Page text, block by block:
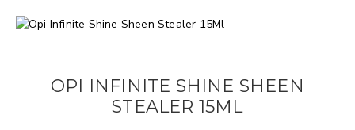
OPI INFINITE SHINE SHEEN
STEALER 15ML